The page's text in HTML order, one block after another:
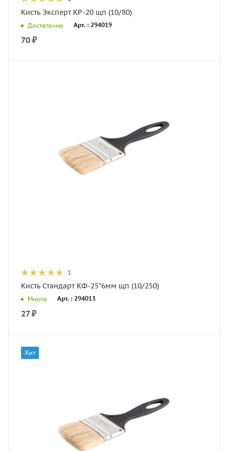
Кисть Эксперт КР-20 щп (10/80)
Достаточно Арт. : 294019
70 ₽
1
Кисть Стандарт КФ-25*6мм щп (10/250)
Много Арт. : 294013
27₽
Хит